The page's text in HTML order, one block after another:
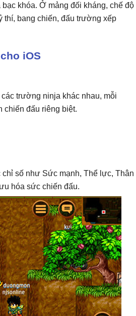
khóa. Ở mảng đối kháng, chế độ
thí, bang chiến, đấu trường xếp
iOS
trường ninja khác nhau, mỗi
chiến đấu riêng biệt.
số như Sức mạnh, Thể lực, Thân
hóa sức chiến đấu.